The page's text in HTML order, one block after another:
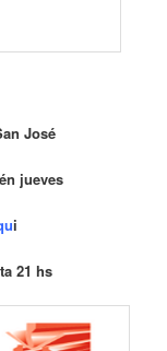
José
jueves
i
21 hs